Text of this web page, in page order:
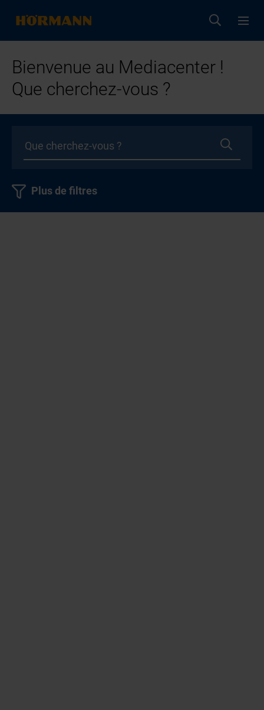
Bienvenue au Mediacenter !
Que cherchez-vous ?
Plus de filtres